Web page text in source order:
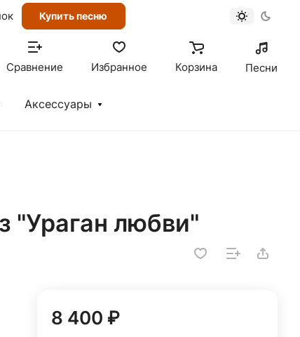
Купить песню
Сравнение Избранное Корзина Песни
Аксессуары
"Ураган любви"
8 400 ₽